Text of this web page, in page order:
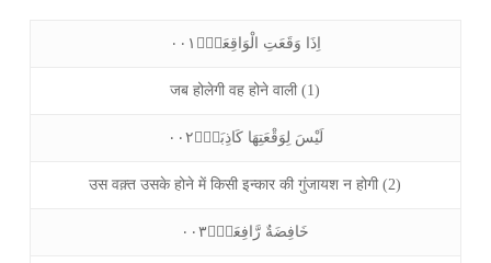
اِذَا وَقَعَتِ الْوَاقِعَةُۙ۰۰۱
जब होलेगी वह होने वाली (1)
لَيْسَ لِوَقْعَتِهَا كَاذِبَةٌۘ۰۰۲
उस वक़्त उसके होने में किसी इन्कार की गुंजायश न होगी (2)
خَافِضَةٌ رَّافِعَةٌۙ۰۰۳